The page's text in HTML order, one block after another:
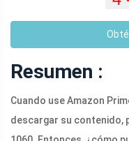
Resumen :
Cuando use Amazon
descargar su contenido,